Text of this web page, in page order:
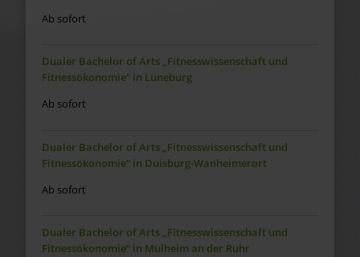
Ab sofort
Dualer Bachelor of Arts „Fitnesswissenschaft und
Fitnessökonomie“ in Lüneburg
Ab sofort
Dualer Bachelor of Arts „Fitnesswissenschaft und
Fitnessökonomie“ in Duisburg-Wanheimerort
Ab sofort
Dualer Bachelor of Arts „Fitnesswissenschaft und
Fitnessökonomie“ in Mülheim an der Ruhr